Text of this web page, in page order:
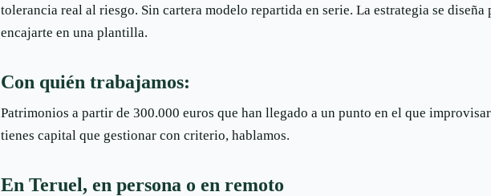
tolerancia real al riesgo. Sin cartera modelo repartida en serie. La estrategia se diseña
encajarte en una plantilla.
Con quién trabajamos:
Patrimonios a partir de 300.000 euros que han llegado a un punto en el que
tienes capital que gestionar con criterio, hablamos.
En Teruel, en persona o en remoto